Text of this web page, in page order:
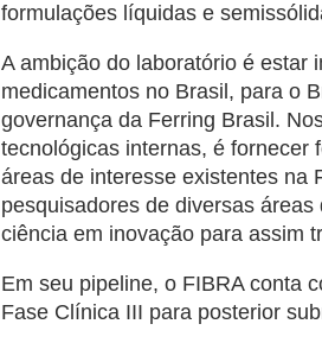
formulações líquidas e
A ambição do laboratório é estar
medicamentos no Brasil, para o
governança da Ferring Brasil.
tecnológicas internas, é fornecer
áreas de interesse existentes na
pesquisadores de diversas
ciência em inovação para assim
Em seu pipeline, o FIBRA conta
Fase Clínica III para posterior